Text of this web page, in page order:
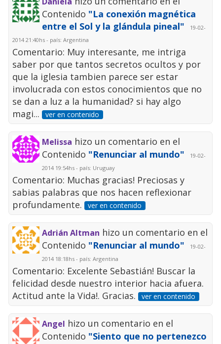
Contenido "La conexión magnética
entre el Sol y la glándula pineal"
19-02-
2014 21:40hs - país: Argentina
Comentario: Muy interesante, me intriga
saber por que tantos secretos ocultos y por
que la iglesia tambien parece ser estar
involucrada con estos conocimientos que no
se dan a luz a la humanidad? si hay algo
magi...
ver en contenido
Melissa hizo un comentario en el
Contenido "Renunciar al mundo"
19-02-
2014 19:54hs - país: Uruguay
Comentario: Muchas gracias! Preciosas y
sabias palabras que nos hacen reflexionar
profundamente.
ver en contenido
Adrián Altman hizo un comentario en el
Contenido "Renunciar al mundo"
19-02-
2014 18:18hs - país: Argentina
Comentario: Excelente Sebastián! Buscar la
felicidad desde nuestro interior hacia afuera.
Actitud ante la Vida!. Gracias.
ver en contenido
Angel hizo un comentario en el
Contenido "Siento que no pertenezco